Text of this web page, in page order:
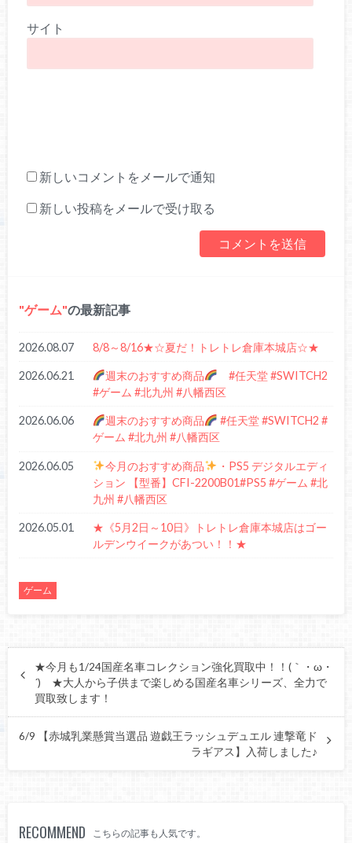
サイト
新しいコメントをメールで通知
新しい投稿をメールで受け取る
ゲーム の最新記事
2026.08.07 8/8～8/16★☆夏だ！トレトレ倉庫本城店☆★
2026.06.21 週末のおすすめ商品
#任天堂 #SWITCH2
#ゲーム #北九州 #八幡西区
2026.06.06 週末のおすすめ商品
#任天堂 #SWITCH2 #
ゲーム #北九州 #八幡西区
2026.06.05 今月のおすすめ商品
・PS5 デジタルエディ
ション 【型番】CFI-2200B01#PS5 #ゲーム #北
九州 #八幡西区
2026.05.01
★《5月2日～10日》トレトレ倉庫本城店はゴー
ルデンウイークがあつい！！★
ゲーム
★今月も1/24国産名車コレクション強化買取中！！(｀・ω・
´)ゞ★大人から子供まで楽しめる国産名車シリーズ、全力で
買取致します！
6/9 【赤城乳業懸賞当選品 遊戯王ラッシュデュエル 連撃竜ド
ラギアス】入荷しました♪
RECOMMEND こちらの記事も人気です。